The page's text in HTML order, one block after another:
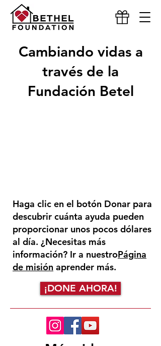
Cambiando vidas a
través de la
Fundación Betel
Haga clic en el botón Donar para
descubrir cuánta ayuda pueden
proporcionar unos pocos dólares
al día. ¿Necesitas más
información? Ir a nuestroPágina
de misión aprender más.
¡DONE AHORA!